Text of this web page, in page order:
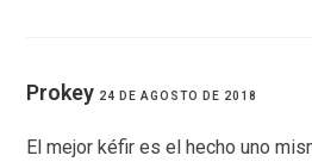
Prokey 24 DE AGOSTO DE 2018
El mejor kéfir es el hecho uno